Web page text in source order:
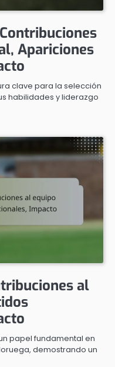
Apariciones
clave para la selección
habilidades y liderazgo
al
papel fundamental en
demostrando un